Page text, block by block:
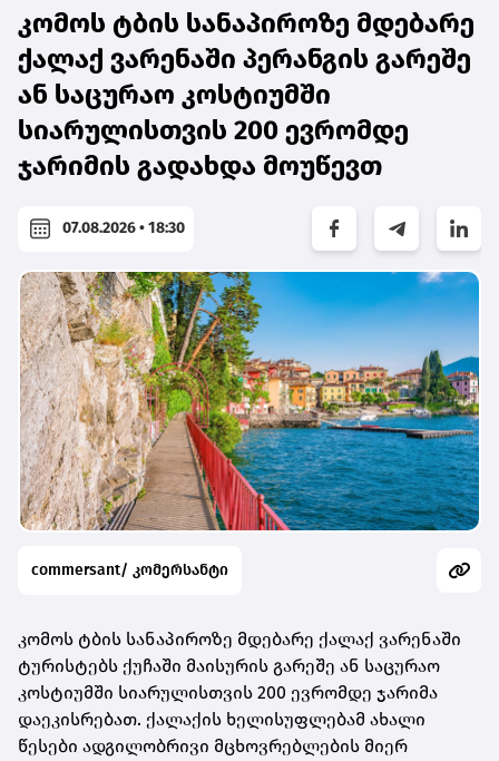
კომოს ტბის სანაპიროზე მდებარე
ქალაქ ვარენაში პერანგის გარეშე
ან საცურაო კოსტიუმში
სიარულისთვის 200 ევრომდე
ჯარიმის გადახდა მოუწევთ
07.08.2026 • 18:30
commersant/ კომერსანტი
კომოს ტბის სანაპიროზე მდებარე ქალაქ ვარენაში
ტურისტებს ქუჩაში მაისურის გარეშე ან საცურაო
კოსტიუმში სიარულისთვის 200 ევრომდე ჯარიმა
დაეკისრებათ. ქალაქის ხელისუფლებამ ახალი
წესები ადგილობრივი მცხოვრებლების მიერ